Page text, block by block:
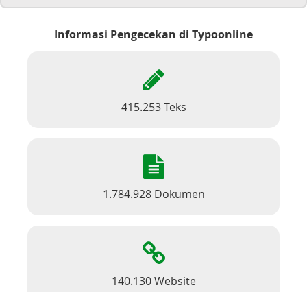
Informasi Pengecekan di Typoonline
415.253 Teks
1.784.928 Dokumen
140.130 Website